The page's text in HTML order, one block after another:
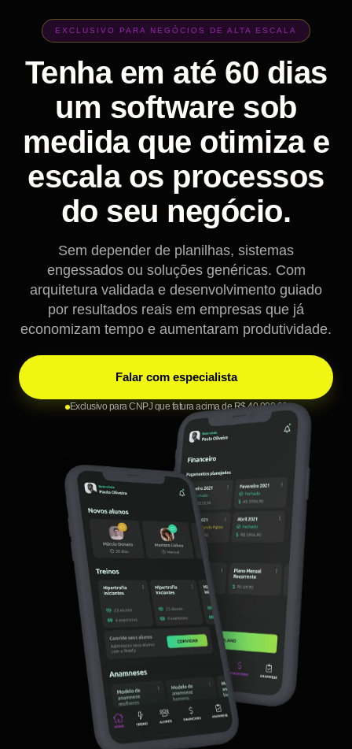
EXCLUSIVO PARA NEGÓCIOS DE ALTA ESCALA
Tenha em até 60 dias
um software sob
medida que otimiza e
escala os processos
do seu negócio.
Sem depender de planilhas, sistemas
engessados ou soluções genéricas. Com
arquitetura validada e desenvolvimento guiado
por resultados reais em empresas que já
economizam tempo e aumentaram produtividade.
Falar com especialista
Exclusivo para CNPJ que fatura acima de R$ 40.000,00